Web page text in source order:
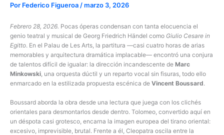
Por Federico Figueroa /marzo 3, 2026
Febrero 28, 2026. Pocas óperas condensan con tanta elocuencia el
genio teatral y musical de Georg Friedrich Händel como Giulio Cesare in
Egitto. En el Palau de Les Arts, la partitura —casi cuatro horas de arias
memorables y arquitectura dramática implacable— encontró una conjura
de talentos difícil de igualar: la dirección incandescente de Marc
Minkowski , una orquesta dúctil y un reparto vocal sin fisuras, todo ello
enmarcado en la estilizada propuesta escénica de Vincent Boussard.
Boussard aborda la obra desde una lectura que juega con los clichés
orientales para desmontarlos desde dentro. Tolomeo, convertido aquí en
un déspota casi grotesco, encarna la imagen europea del tirano oriental:
excesivo, imprevisible, brutal. Frente a él, Cleopatra oscila entre la